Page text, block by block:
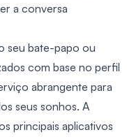
a conversa
seu bate-papo ou
com base no perfil
abrangente para
seus sonhos. A
principais aplicativos